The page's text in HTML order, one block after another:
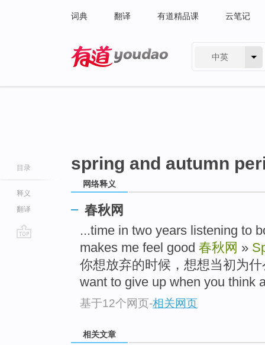
词典 翻译 有道精品课 云笔记
中英
目录
释义
翻译
spring and autumn
网络释义
春秋网
...time in two years listening to
makes me feel good 春秋网 »
你想放弃的时候，想想当初为
want to give up when you think
基于12个网页-相关网页
相关文章